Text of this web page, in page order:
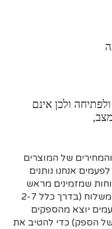
ולכן אינם
של המוצרים
אנחנו נותנים
שמזמינים מראש
דרך האתר וקובעים איסוף עצמי או משלוח (בדרך כלל 2-7
יוצא מהספקים
של הספק) כדי להטיב את